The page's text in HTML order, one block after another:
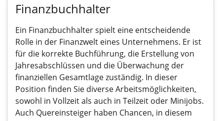
Finanzbuchhalter
Ein Finanzbuchhalter spielt eine entscheidende
Rolle in der Finanzwelt eines Unternehmens. Er ist
für die korrekte Buchführung, die Erstellung von
Jahresabschlüssen und die Überwachung der
finanziellen Gesamtlage zuständig. In dieser
Position finden Sie diverse Arbeitsmöglichkeiten,
sowohl in Vollzeit als auch in Teilzeit oder Minijobs.
Auch Quereinsteiger haben Chancen, in diesem